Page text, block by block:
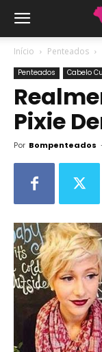
Início Penteados
Penteados Cabelo
Pixie
Por Bompenteados